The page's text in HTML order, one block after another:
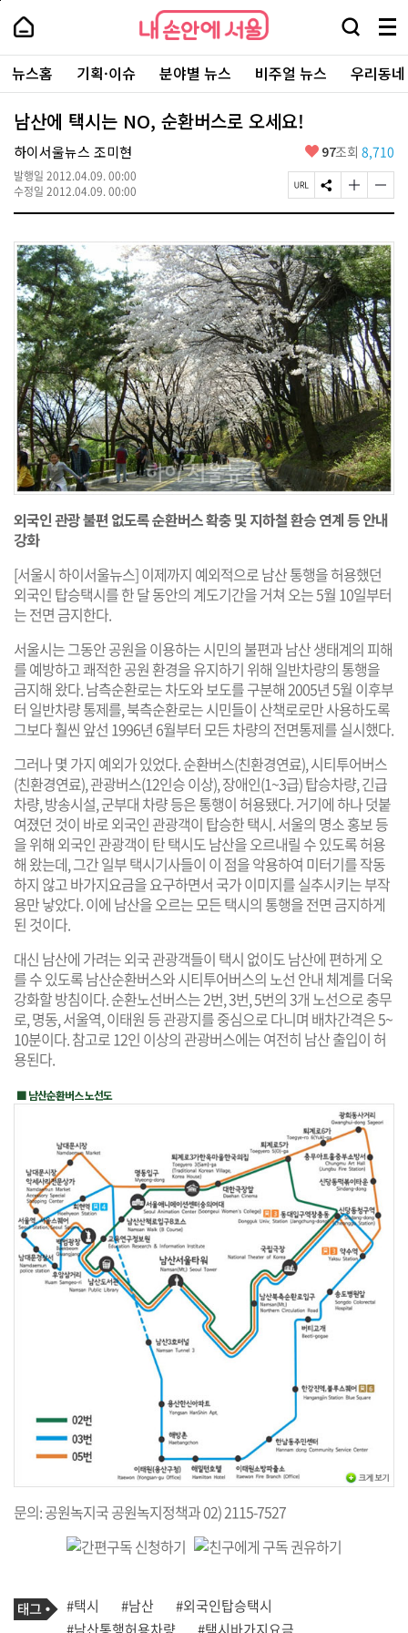
본
로
가
내
손
안
에
서
울
-
서
울
시
대
표
소
포
털
내
손
에
울
검
창
열
기
메
뉴
전
체
보
주
요
서
뉴스홈 기획·이슈 분야별 뉴스 비주얼 뉴스 우리동
남산에 택시는 NO, 순환버스로 오세요!
하이서울뉴스 조미현
발행일 2012.04.09. 00:00
수정일 2012.04.09. 00:00
좋
요
97조회 8,710
페
이
U
R
L
복
사
S
N
공
유
하
기
글
자
기
크
게
변
경
하
기
글
자
기
작
게
변
경
하
기
외국인 관광 불편 없도록 순환버스 확충 및 지하철 환승 연계 등 안내
강화
[서울시 하이서울뉴스] 이제까지 예외적으로 남산 통행을 허용했던
외국인 탑승택시를 한 달 동안의 계도기간을 거쳐 오는 5월 10일부터
는 전면 금지한다.
서울시는 그동안 공원을 이용하는 시민의 불편과 남산 생태계의 피해
를 예방하고 쾌적한 공원 환경을 유지하기 위해 일반차량의 통행을
금지해 왔다. 남측순환로는 차도와 보도를 구분해 2005년 5월 이후부
터 일반차량 통제를, 북측순환로는 시민들이 산책로로만 사용하도록
그보다 훨씬 앞선 1996년 6월부터 모든 차량의 전면통제를 실시했다.
그러나 몇 가지 예외가 있었다. 순환버스(친환경연료), 시티투어버스
(친환경연료), 관광버스(12인승 이상), 장애인(1~3급) 탑승차량, 긴급
차량, 방송시설, 군부대 차량 등은 통행이 허용됐다. 거기에 하나 덧붙
여졌던 것이 바로 외국인 관광객이 탑승한 택시. 서울의 명소 홍보 등
을 위해 외국인 관광객이 탄 택시도 남산을 오르내릴 수 있도록 허용
해 왔는데, 그간 일부 택시기사들이 이 점을 악용하여 미터기를 작동
하지 않고 바가지요금을 요구하면서 국가 이미지를 실추시키는 부작
용만 낳았다. 이에 남산을 오르는 모든 택시의 통행을 전면 금지하게
된 것이다.
대신 남산에 가려는 외국 관광객들이 택시 없이도 남산에 편하게 오
를 수 있도록 남산순환버스와 시티투어버스의 노선 안내 체계를 더욱
강화할 방침이다. 순환노선버스는 2번, 3번, 5번의 3개 노선으로 충무
로, 명동, 서울역, 이태원 등 관광지를 중심으로 다니며 배차간격은 5~
10분이다. 참고로 12인 이상의 관광버스에는 여전히 남산 출입이 허
용된다.
■ 남산순환버스 노선도
문의: 공원녹지국 공원녹지정책과 02) 2115-7527
기
사
관
태
그
#택시 #남산
#외국인탑승택시
페
상
단
로